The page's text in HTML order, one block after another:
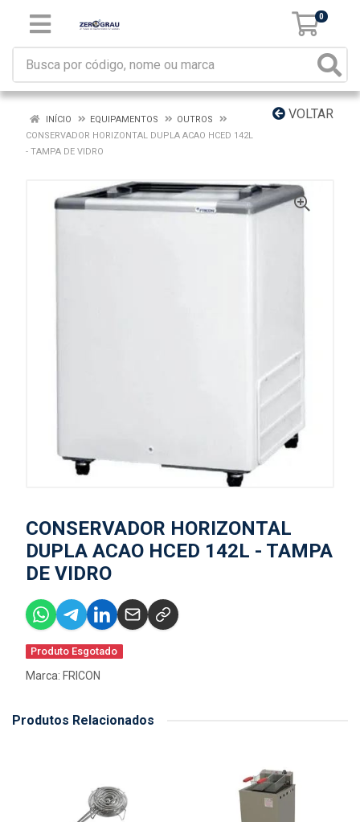
0
VOLTAR
INÍCIO EQUIPAMENTOS
OUTROS
CONSERVADOR HORIZONTAL DUPLA ACAO HCED 142L
- TAMPA DE VIDRO
CONSERVADOR HORIZONTAL
DUPLA ACAO HCED 142L - TAMPA
DE VIDRO
Produto Esgotado
Marca: FRICON
Produtos Relacionados